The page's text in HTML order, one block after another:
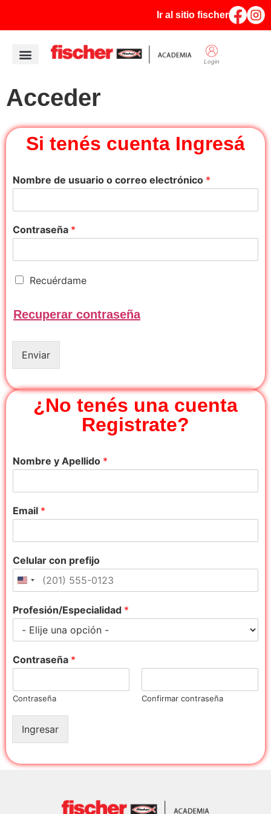
Ir al sitio fischer
Login
Acceder
Si tenés cuenta Ingresá
Nombre de usuario o correo electrónico *
Contraseña *
R
u
r
e
Recuérdame
Recuperar contraseña
Enviar
¿No tenés una cuenta
Registrate?
Nombre y Apellido *
Email *
Celular con prefijo
Profesión/Especialidad *
Contraseña *
Contraseña Confirmar contraseña
Ingresar